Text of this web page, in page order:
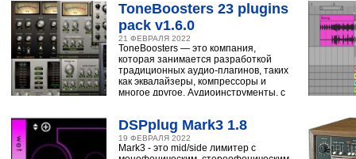
ToneBoosters 23 plugins
pack v1.6.0
21 ФЕВРАЛЯ 2022
ToneBoosters — это компания,
которая занимается разработкой
традиционных аудио-плагинов, таких
как эквалайзеры, компрессоры и
многое другое. Аудиоинструменты, с
DSPplug Mark3 1.8
19 ФЕВРАЛЯ 2022
Mark3 - это mid/side лимитер с